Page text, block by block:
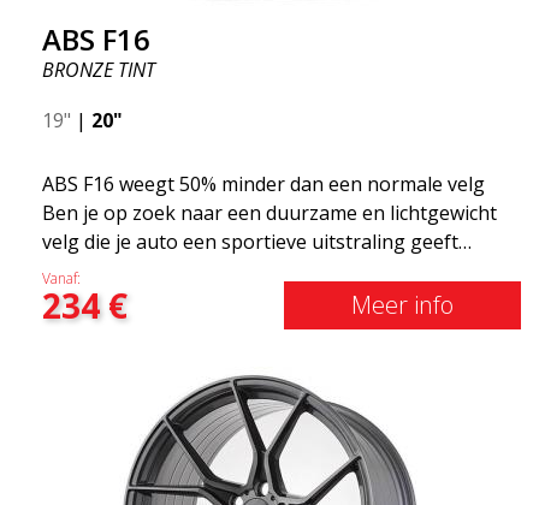
ABS F16
BRONZE TINT
19" | 20"
ABS F16 weegt 50% minder dan een normale velg
Ben je op zoek naar een duurzame en lichtgewicht
velg die je auto een sportieve uitstraling geeft
zonder het shirt te kosten? ABS F16 is onze eigen
poging om kwaliteitsbewuste klanten te voorzien
van een velg die profiteert van de nieuwste
productie. De velgen van de toekomst zijn een
gebied waar de ontwikkeling snel vordert en ABS
F16 staat echt op de voorgrond!
Vanaf:
234€ Meer info